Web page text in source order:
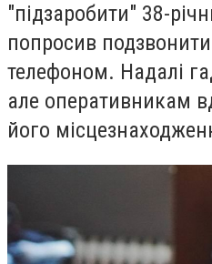
"підзаробити" 38-
попросив
телефоном. Надалі
але оперативникам
його